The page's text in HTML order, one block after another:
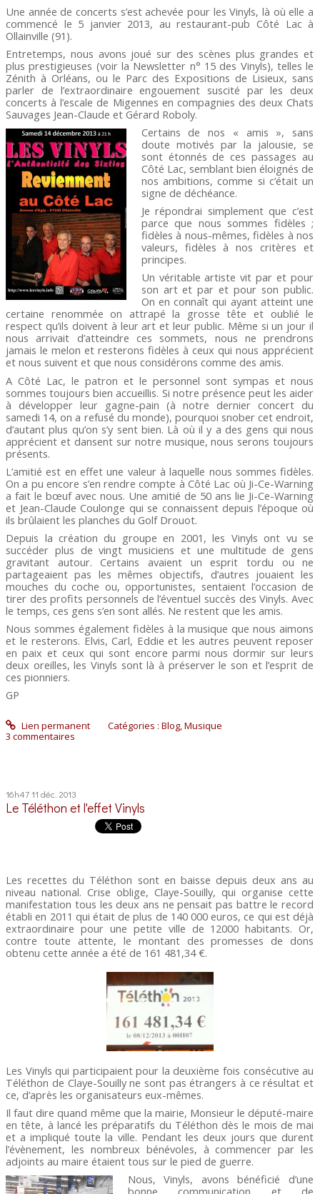
Une année de concerts s’est achevée pour les Vinyls, là où elle a
commencé le 5 janvier 2013, au restaurant-pub Côté Lac à
Ollainville (91).
Entretemps, nous avons joué sur des scènes plus grandes et
plus prestigieuses (voir la Newsletter n° 15 des Vinyls), telles le
Zénith à Orléans, ou le Parc des Expositions de Lisieux, sans
parler de l’extraordinaire engouement suscité par les deux
concerts à l’escale de Migennes en compagnies des deux Chats
Sauvages Jean-Claude et Gérard Roboly.
Certains de nos « amis », sans
doute motivés par la jalousie, se
sont étonnés de ces passages au
Côté Lac, semblant bien éloignés de
nos ambitions, comme si c’était un
signe de déchéance.
Je répondrai simplement que c’est
parce que nous sommes fidèles ;
fidèles à nous-mêmes, fidèles à nos
valeurs, fidèles à nos critères et
principes.
Un véritable artiste vit par et pour
son art et par et pour son public.
On en connaît qui ayant atteint une
certaine renommée on attrapé la grosse tête et oublié le
respect qu’ils doivent à leur art et leur public. Même si un jour il
nous arrivait d’atteindre ces sommets, nous ne prendrons
jamais le melon et resterons fidèles à ceux qui nous apprécient
et nous suivent et que nous considérons comme des amis.
A Côté Lac, le patron et le personnel sont sympas et nous
sommes toujours bien accueillis. Si notre présence peut les aider
à développer leur gagne-pain (à notre dernier concert du
samedi 14, on a refusé du monde), pourquoi snober cet endroit,
d’autant plus qu’on s’y sent bien. Là où il y a des gens qui nous
apprécient et dansent sur notre musique, nous serons toujours
présents.
L’amitié est en effet une valeur à laquelle nous sommes fidèles.
On a pu encore s’en rendre compte à Côté Lac où Ji-Ce-Warning
a fait le bœuf avec nous. Une amitié de 50 ans lie Ji-Ce-Warning
et Jean-Claude Coulonge qui se connaissent depuis l’époque où
ils brûlaient les planches du Golf Drouot.
Depuis la création du groupe en 2001, les Vinyls ont vu se
succéder plus de vingt musiciens et une multitude de gens
gravitant autour. Certains avaient un esprit tordu ou ne
partageaient pas les mêmes objectifs, d’autres jouaient les
mouches du coche ou, opportunistes, sentaient l’occasion de
tirer des profits personnels de l’éventuel succès des Vinyls. Avec
le temps, ces gens s’en sont allés. Ne restent que les amis.
Nous sommes également fidèles à la musique que nous aimons
et le resterons. Elvis, Carl, Eddie et les autres peuvent reposer
en paix et ceux qui sont encore parmi nous dormir sur leurs
deux oreilles, les Vinyls sont là à préserver le son et l’esprit de
ces pionniers.
GP
Lien permanent Catégories : Blog,Musique
3 commentaires
16h4711 déc. 2013
Le Téléthon et l'effet Vinyls
Les recettes du Téléthon sont en baisse depuis deux ans au
niveau national. Crise oblige, Claye-Souilly, qui organise cette
manifestation tous les deux ans ne pensait pas battre le record
établi en 2011 qui était de plus de 140 000 euros, ce qui est déjà
extraordinaire pour une petite ville de 12000 habitants. Or,
contre toute attente, le montant des promesses de dons
obtenu cette année a été de 161 481,34 €.
Les Vinyls qui participaient pour la deuxième fois consécutive au
Téléthon de Claye-Souilly ne sont pas étrangers à ce résultat et
ce, d’après les organisateurs eux-mêmes.
Il faut dire quand même que la mairie, Monsieur le député-maire
en tête, à lancé les préparatifs du Téléthon dès le mois de mai
et a impliqué toute la ville. Pendant les deux jours que durent
l’évènement, les nombreux bénévoles, à commencer par les
adjoints au maire étaient tous sur le pied de guerre.
Nous, Vinyls, avons bénéficié d’une
bonne communication et de